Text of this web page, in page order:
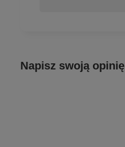
Napisz swoją opinię